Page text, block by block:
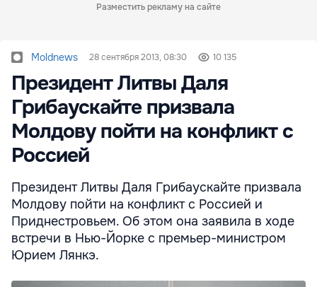
Разместить рекламу на сайте
Moldnews 28 сентября 2013, 08:30 10 135
Президент Литвы Даля
Грибаускайте призвала
Молдову пойти на конфликт с
Россией
Президент Литвы Даля Грибаускайте призвала
Молдову пойти на конфликт с Россией и
Приднестровьем. Об этом она заявила в ходе
встречи в Нью-Йорке с премьер-министром
Юрием Лянкэ.